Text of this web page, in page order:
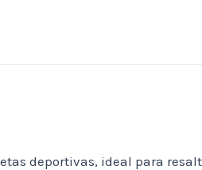
deportivas, ideal para